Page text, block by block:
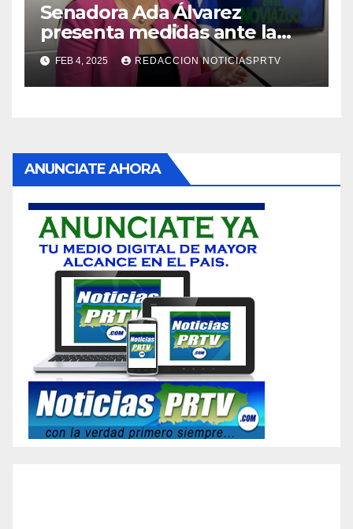
Senadora Ada Álvarez
presenta medidas ante la
violencia en el noviazgo
FEB 4, 2025 REDACCION NOTICIASPRTV
ANUNCIATE AHORA